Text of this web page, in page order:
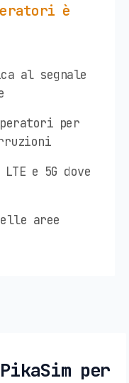
è
al segnale
per
e 5G dove
aree
per